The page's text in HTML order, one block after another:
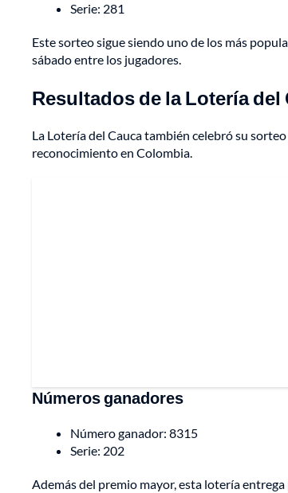
Serie: 281
Este sorteo sigue siendo uno de los más
sábado entre los jugadores.
Resultados de la Lotería del
La Lotería del Cauca también celebró su
reconocimiento en Colombia.
Números ganadores
Número ganador: 8315
Serie: 202
Además del premio mayor, esta lotería